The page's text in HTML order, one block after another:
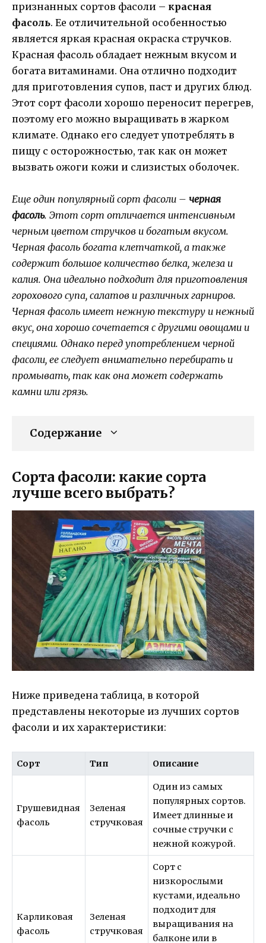
признанных сортов фасоли – красная
фасоль. Ее отличительной особенностью
является яркая красная окраска стручков.
Красная фасоль обладает нежным вкусом и
богата витаминами. Она отлично подходит
для приготовления супов, паст и других блюд.
Этот сорт фасоли хорошо переносит перегрев,
поэтому его можно выращивать в жарком
климате. Однако его следует употреблять в
пищу с осторожностью, так как он может
вызвать ожоги кожи и слизистых оболочек.
Еще один популярный сорт фасоли – черная
фасоль. Этот сорт отличается интенсивным
черным цветом стручков и богатым вкусом.
Черная фасоль богата клетчаткой, а также
содержит большое количество белка, железа и
калия. Она идеально подходит для приготовления
горохового супа, салатов и различных гарниров.
Черная фасоль имеет нежную текстуру и нежный
вкус, она хорошо сочетается с другими овощами и
специями. Однако перед употреблением черной
фасоли, ее следует внимательно перебирать и
промывать, так как она может содержать
камни или грязь.
Содержание
Сорта фасоли: какие сорта
лучше всего выбрать?
Ниже приведена таблица, в которой
представлены некоторые из лучших сортов
фасоли и их характеристики:
Сорт Тип Описание
Грушевидная
фасоль
Зеленая
стручковая
Один из самых
популярных сортов.
Имеет длинные и
сочные стручки с
нежной кожурой.
Карликовая
фасоль
Зеленая
стручковая
Сорт с
низкорослыми
кустами, идеально
подходит для
выращивания на
балконе или в